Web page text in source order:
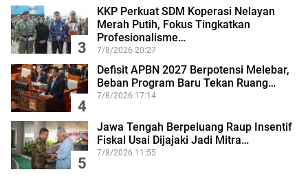
3
KKP Perkuat SDM Koperasi Nelayan
Merah Putih, Fokus Tingkatkan
Profesionalisme…
7/8/2026 20:27
4
Defisit APBN 2027 Berpotensi Melebar,
Beban Program Baru Tekan Ruang…
7/8/2026 17:14
5
Jawa Tengah Berpeluang Raup Insentif
Fiskal Usai Dijajaki Jadi Mitra…
7/8/2026 11:55